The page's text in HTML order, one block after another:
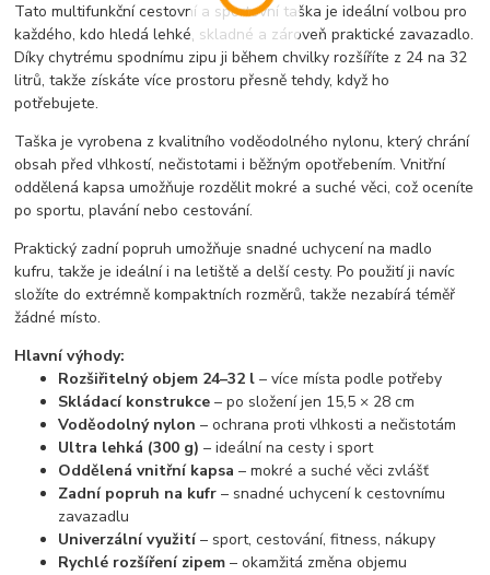
Tato multifunkční cestovní a sportovní taška je ideální volbou pro
každého, kdo hledá lehké, skladné a zároveň praktické zavazadlo.
Díky chytrému spodnímu zipu ji během chvilky rozšíříte z 24 na 32
litrů, takže získáte více prostoru přesně tehdy, když ho
potřebujete.
Taška je vyrobena z kvalitního voděodolného nylonu, který chrání
obsah před vlhkostí, nečistotami i běžným opotřebením. Vnitřní
oddělená kapsa umožňuje rozdělit mokré a suché věci, což oceníte
po sportu, plavání nebo cestování.
Praktický zadní popruh umožňuje snadné uchycení na madlo
kufru, takže je ideální i na letiště a delší cesty. Po použití ji navíc
složíte do extrémně kompaktních rozměrů, takže nezabírá téměř
žádné místo.
Hlavní výhody:
Rozšiřitelný objem 24–32 l – více místa podle potřeby
Skládací konstrukce – po složení jen 15,5 × 28 cm
Voděodolný nylon – ochrana proti vlhkosti a nečistotám
Ultra lehká (300 g) – ideální na cesty i sport
Oddělená vnitřní kapsa – mokré a suché věci zvlášť
Zadní popruh na kufr – snadné uchycení k cestovnímu
zavazadlu
Univerzální využití– sport, cestování, fitness, nákupy
Rychlé rozšíření zipem – okamžitá změna objemu